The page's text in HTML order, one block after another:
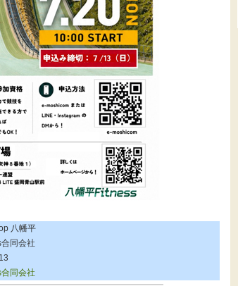
八幡平
同会社
同会社